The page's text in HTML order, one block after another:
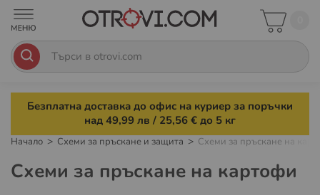
Безплатна доставка до офис на куриер за поръчки
над 49,99 лв / 25,56 € до 5 кг
Начало Схеми за пръскане и защита Схеми за пръскане на
Схеми за пръскане на картофи